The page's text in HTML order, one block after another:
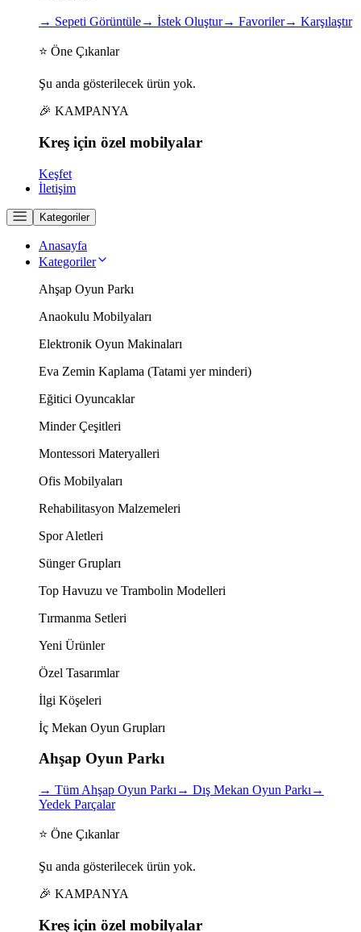
→ Sepeti Görüntüle→ İstek Oluştur→ Favoriler→ Karşılaştır
⭐ Öne Çıkanlar
Şu anda gösterilecek ürün yok.
🎉 KAMPANYA
Kreş için özel mobilyalar
Keşfet
İletişim
Kategoriler
Anasayfa
Kategoriler
Ahşap Oyun Parkı
Anaokulu Mobilyaları
Elektronik Oyun Makinaları
Eva Zemin Kaplama (Tatami yer minderi)
Eğitici Oyuncaklar
Minder Çeşitleri
Montessori Materyalleri
Ofis Mobilyaları
Rehabilitasyon Malzemeleri
Spor Aletleri
Sünger Grupları
Top Havuzu ve Trambolin Modelleri
Tırmanma Setleri
Yeni Ürünler
Özel Tasarımlar
İlgi Köşeleri
İç Mekan Oyun Grupları
Ahşap Oyun Parkı
→ Tüm Ahşap Oyun Parkı → Dış Mekan Oyun Parkı →
Yedek Parçalar
⭐ Öne Çıkanlar
Şu anda gösterilecek ürün yok.
🎉 KAMPANYA
Kreş için özel mobilyalar